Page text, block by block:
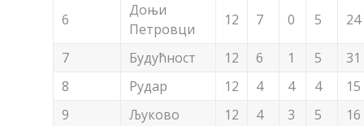
6
Доњи
Петровци
12 7 0 5 24
7 Будућност 12 6 1 5
31
8
Рудар 12 4 4 4
15
9
Љуково 12 4 3 5
16